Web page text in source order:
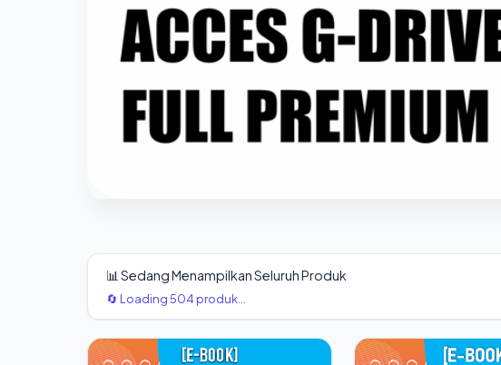
📊 Sedang Menampilkan Seluruh Produk
🔄 Loading 504 produk...